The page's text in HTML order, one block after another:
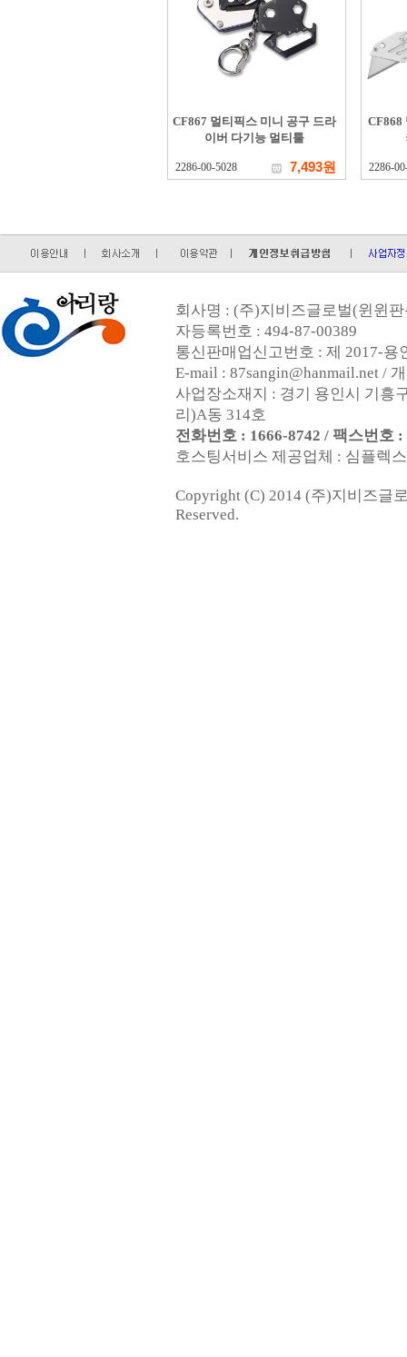
CF867 멀티픽스 미니 공구 드라
이버 다기능 멀티툴
2286-00-5028 7,493원
CF868
2286-
회사명 : (주)지비즈글로벌(윈윈
자등록번호 : 494-87-00389
통신판매업신고번호 : 제 2017-용
E-mail : 87sangin@hanmail.net /
사업장소재지 : 경기 용인시 기흥
리)A동 314호
전화번호 : 1666-8742 / 팩스번호 :
호스팅서비스 제공업체 : 심플렉
Copyright (C) 2014 (주)지비즈글
Reserved.